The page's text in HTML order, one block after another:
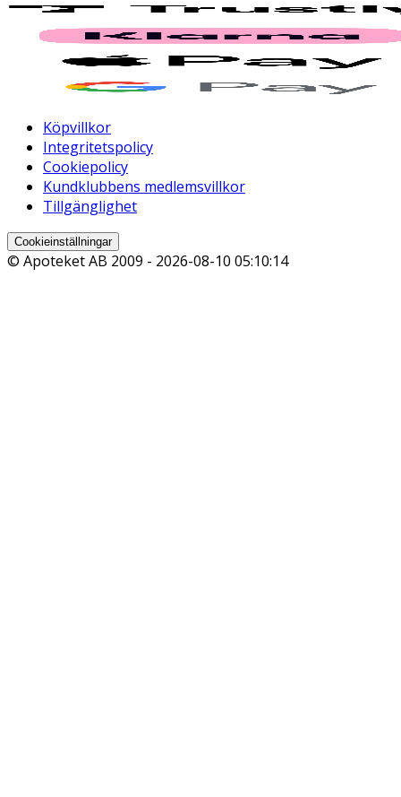
Köpvillkor
Integritetspolicy
Cookiepolicy
Kundklubbens medlemsvillkor
Tillgänglighet
Cookieinställningar
© Apoteket AB 2009 - 2026-08-10 05:10:14